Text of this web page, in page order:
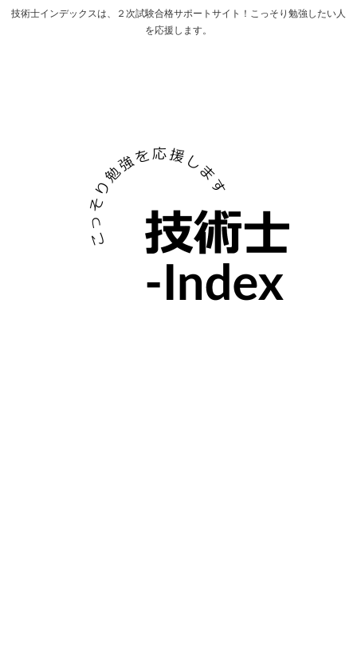
技術士インデックスは、２次試験合格サポートサイト！こっそり勉強したい人
を応援します。